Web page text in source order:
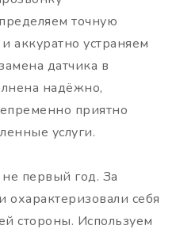
точную
аккуратно устраняем
датчика в
надёжно,
приятно
услуги.
первый год. За
себя
стороны. Используем